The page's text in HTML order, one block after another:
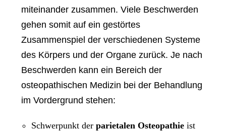
miteinander zusammen. Viele Beschwerden
gehen somit auf ein gestörtes
Zusammenspiel der verschiedenen Systeme
des Körpers und der Organe zurück. Je nach
Beschwerden kann ein Bereich der
osteopathischen Medizin bei der Behandlung
im Vordergrund stehen:
Schwerpunkt der parietalen Osteopathieist